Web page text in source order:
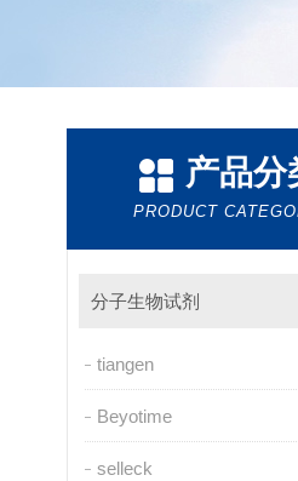
产品分
PRODUCT
分子生物试剂
tiangen
Beyotime
selleck